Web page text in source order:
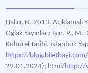
Halıcı, N. 2013.
Oğlak Yayınları; Işın, P.,
Kültürel Tarihi. İstanbul:
https://
29.01.2024); html/http://